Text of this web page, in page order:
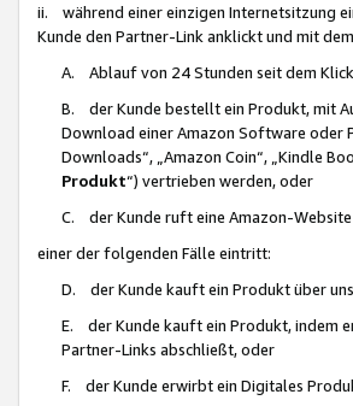
ii. während einer einzigen Internetsitzung
Kunde den Partner-Link anklickt und mit
A. Ablauf von 24 Stunden seit dem
B. der Kunde bestellt ein Produkt, mit
Download einer Amazon Software oder
Downloads“, „Amazon Coin“, „Kindle
Produkt“) vertrieben werden, oder
C. der Kunde ruft eine Amazon-Website
einer der folgenden Fälle eintritt:
D. der Kunde kauft ein Produkt über
E. der Kunde kauft ein Produkt, indem
Partner-Links abschließt, oder
F. der Kunde erwirbt ein Digitales